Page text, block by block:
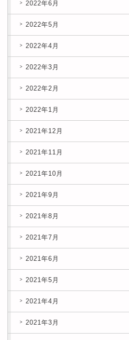
2022年6月
2022年5月
2022年4月
2022年3月
2022年2月
2022年1月
2021年12月
2021年11月
2021年10月
2021年9月
2021年8月
2021年7月
2021年6月
2021年5月
2021年4月
2021年3月